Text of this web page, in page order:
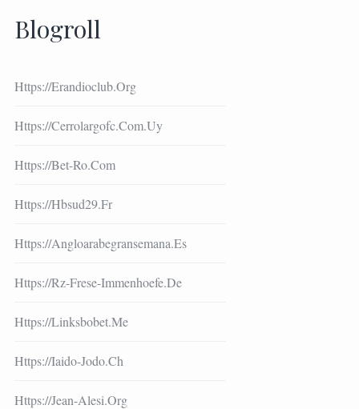
Blogroll
Https://erandioclub.org
Https://cerrolargofc.com.uy
Https://bet-Ro.com
Https://hbsud29.fr
Https://angloarabegransemana.es
Https://rz-Frese-Immenhoefe.de
Https://linksbobet.me
Https://iaido-Jodo.ch
Https://jean-Alesi.org